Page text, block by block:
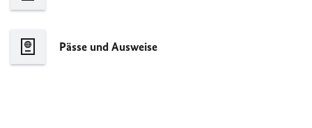
Pässe und Ausweise